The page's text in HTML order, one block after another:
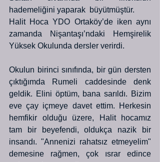
hademeliğini yaparak  büyütmüştür.
Halit Hoca YDO Ortaköy’de iken aynı
zamanda Nişantaşı’ndaki Hemşirelik
Yüksek Okulunda dersler verirdi.
Okulun birinci sınıfında, bir gün dersten
çıktığımda Rumeli caddesinde denk
geldik. Elini öptüm, bana sarıldı. Bizim
eve çay içmeye davet ettim. Herkesin
hemfikir olduğu üzere, Halit hocamız
tam bir beyefendi, oldukça nazik bir
insandı. "Annenizi rahatsız etmeyelim"
demesine rağmen, çok ısrar edince